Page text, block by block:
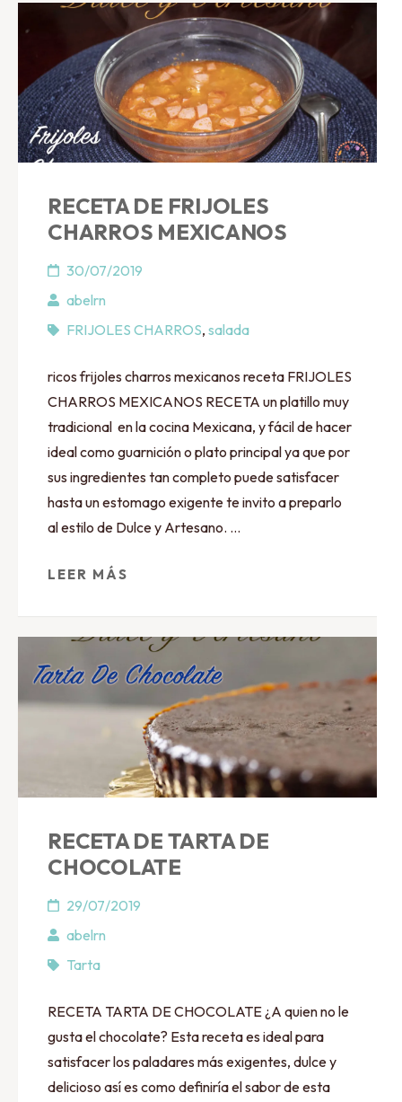
RECETA DE FRIJOLES
CHARROS MEXICANOS
30/07/2019
abelrn
FRIJOLES CHARROS, salada
ricos frijoles charros mexicanos receta FRIJOLES
CHARROS MEXICANOS RECETA un platillo muy
tradicional en la cocina Mexicana, y fácil de hacer
ideal como guarnición o plato principal ya que por
sus ingredientes tan completo puede satisfacer
hasta un estomago exigente te invito a preparlo
al estilo de Dulce y Artesano. …
LEER MÁS
RECETA DE TARTA DE
CHOCOLATE
29/07/2019
abelrn
Tarta
RECETA TARTA DE CHOCOLATE ¿A quien no le
gusta el chocolate? Esta receta es ideal para
satisfacer los paladares más exigentes, dulce y
delicioso así es como definiría el sabor de esta